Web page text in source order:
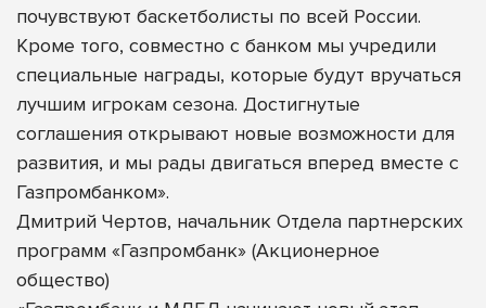
почувствуют баскетболисты по всей России.
Кроме того, совместно с банком мы учредили
специальные награды, которые будут вручаться
лучшим игрокам сезона. Достигнутые
соглашения открывают новые возможности для
развития, и мы рады двигаться вперед вместе с
Газпромбанком».
Дмитрий Чертов, начальник Отдела партнерских
программ «Газпромбанк» (Акционерное
общество)